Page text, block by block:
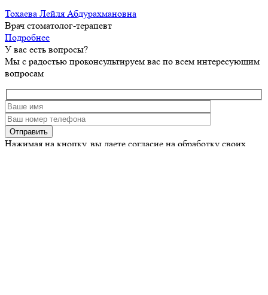
Тохаева Лейля Абдурахмановна
Врач стоматолог-терапевт
Подробнее
У вас есть вопросы?
Мы с радостью проконсультируем вас по всем интересующим
вопросам
Нажимая на кнопку, вы даете согласие на обработку своих